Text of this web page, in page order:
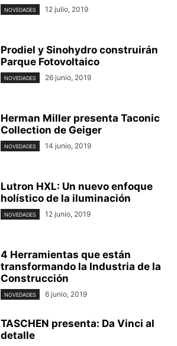
NOVEDADES 12 julio, 2019
Prodiel y Sinohydro construirán
Parque Fotovoltaico
NOVEDADES 26 junio, 2019
Herman Miller presenta Taconic
Collection de Geiger
NOVEDADES 14 junio, 2019
Lutron HXL: Un nuevo enfoque
holístico de la iluminación
NOVEDADES 12 junio, 2019
4 Herramientas que están
transformando la Industria de la
Construcción
NOVEDADES 6 junio, 2019
TASCHEN presenta: Da Vinci al
detalle